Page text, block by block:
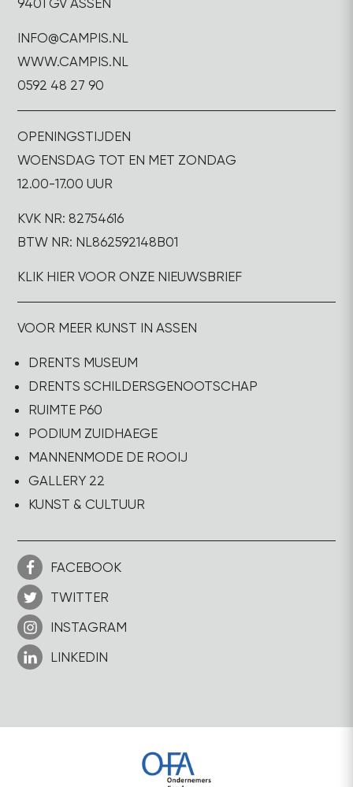
9401 GV ASSEN
INFO@CAMPIS.NL
WWW.CAMPIS.NL
0592 48 27 90
OPENINGSTIJDEN
WOENSDAG TOT EN MET ZONDAG
12.00-17.00 UUR
KVK NR: 82754616
BTW NR: NL862592148B01
KLIK HIER VOOR ONZE NIEUWSBRIEF
VOOR MEER KUNST IN ASSEN
DRENTS MUSEUM
DRENTS SCHILDERSGENOOTSCHAP
RUIMTE P60
PODIUM ZUIDHAEGE
MANNENMODE DE ROOIJ
GALLERY 22
KUNST & CULTUUR
FACEBOOK
TWITTER
INSTAGRAM
LINKEDIN